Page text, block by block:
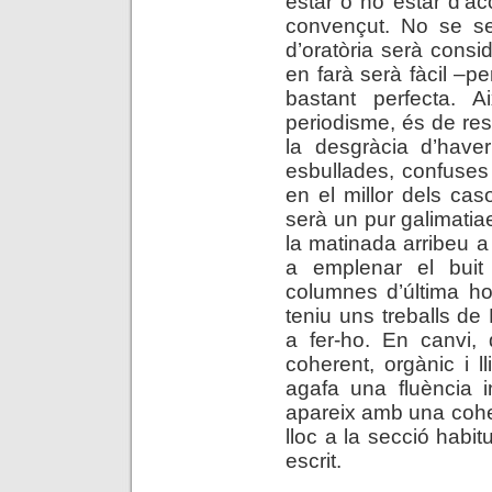
convençut. No se
d’oratòria serà
en farà serà fàcil
bastant perfecta.
periodisme, és de
la desgràcia
esbullades,
en el millor dels
serà un pur
la matinada arribeu
a emplenar el
columnes d’última
teniu uns treballs de
a fer-ho. En canvi,
coherent, orgànic i
agafa una fluència
apareix amb una
lloc a la secció
escrit.